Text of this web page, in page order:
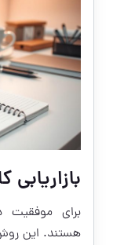
برای موفقیت
هستند. این